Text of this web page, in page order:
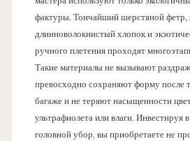
фактуры. Тончайший шерстяной фетр,
длинноволокнистый хлопок и
ручного плетения проходят
Такие материалы не вызывают
превосходно сохраняют форму после
багаже и не теряют насыщенности
ультрафиолета или влаги. Инвестируя
головной убор, вы приобретаете не